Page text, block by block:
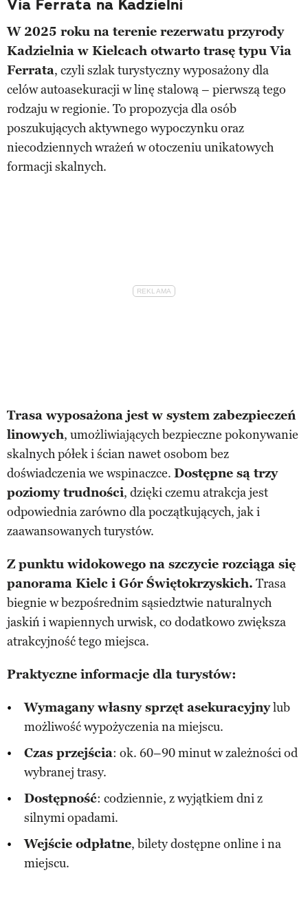
Via Ferrata na Kadzielni
W 2025 roku na terenie rezerwatu przyrody
Kadzielnia w Kielcach otwarto trasę typu Via
Ferrata, czyli szlak turystyczny wyposażony dla
celów autoasekuracji w linę stalową – pierwszą tego
rodzaju w regionie. To propozycja dla osób
poszukujących aktywnego wypoczynku oraz
niecodziennych wrażeń w otoczeniu unikatowych
formacji skalnych.
Trasa wyposażona jest w system zabezpieczeń
linowych, umożliwiających bezpieczne pokonywanie
skalnych półek i ścian nawet osobom bez
doświadczenia we wspinaczce. Dostępne są trzy
poziomy trudności, dzięki czemu atrakcja jest
odpowiednia zarówno dla początkujących, jak i
zaawansowanych turystów.
Z punktu widokowego na szczycie rozciąga się
panorama Kielc i Gór Świętokrzyskich. Trasa
biegnie w bezpośrednim sąsiedztwie naturalnych
jaskiń i wapiennych urwisk, co dodatkowo zwiększa
atrakcyjność tego miejsca.
Praktyczne informacje dla turystów:
Wymagany własny sprzęt asekuracyjnylub
możliwość wypożyczenia na miejscu.
Czas przejścia: ok. 60–90 minut w zależności od
wybranej trasy.
Dostępność: codziennie, z wyjątkiem dni z
silnymi opadami.
Wejście odpłatne, bilety dostępne online i na
miejscu.